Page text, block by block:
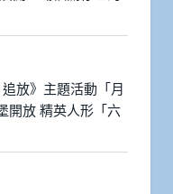
追放》主題活動「月
開放 精英人形「六